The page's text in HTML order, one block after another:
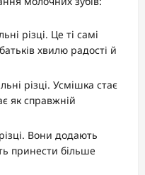
різці. Це ті самі
хвилю радості й
різці. Усмішка стає
як справжній
Вони додають
принести більше